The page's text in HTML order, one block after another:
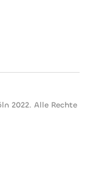
2022. Alle Rechte